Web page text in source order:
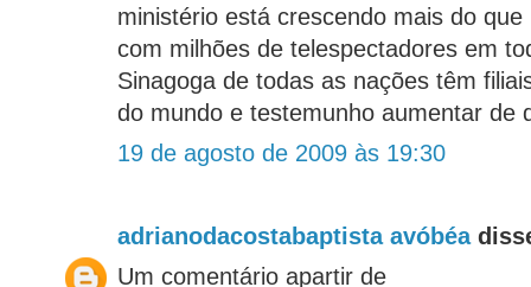
ministério está crescendo mais do
com milhões de telespectadores em
Sinagoga de todas as nações têm
do mundo e testemunho aumentar de
19 de agosto de 2009 às 19:30
adrianodacostabaptista avóbéa
Um comentário apartir de